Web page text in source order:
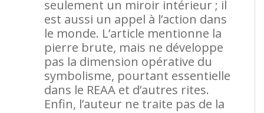
seulement un miroir intérieur ; il
est aussi un appel à l’action dans
le monde. L’article mentionne la
pierre brute, mais ne développe
pas la dimension opérative du
symbolisme, pourtant essentielle
dans le REAA et d’autres rites.
Enfin, l’auteur ne traite pas de la